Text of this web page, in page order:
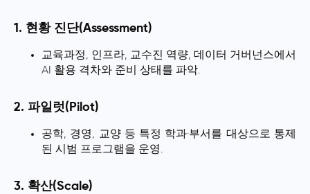
1. 현황 진단(Assessment)
교육과정, 인프라, 교수진 역량, 데이터 거버넌스에서
AI 활용 격차와 준비 상태를 파악.
2. 파일럿(Pilot)
공학, 경영, 교양 등 특정 학과·부서를 대상으로 통제
된 시범 프로그램을 운영.
3. 확산(Scale)